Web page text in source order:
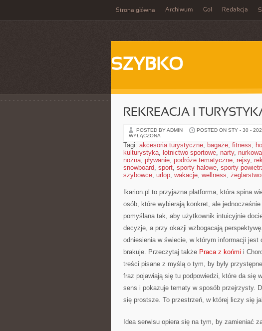
Strona główna Archiwum Gol Redakcja
SZYBKO
REKREACJA I
POSTED BY ADMIN POSTED ON STY - 30 -
WYŁĄCZONA
Tagi: akcesoria turystyczne, bagaże, fitness,
kulturystyka, lotnictwo sportowe, narty,
nożna, pływanie, podróże tematyczne, rejsy,
snowboard, sport, sporty halowe, sporty
szybowce, urlop, wakacje, wellness, żeglarstwo
Ikarion.pl to przyjazna platforma, która spina
osób, które wybierają konkret, ale jednocześnie
pomyślana tak, aby użytkownik intuicyjnie
decyzje, a przy okazji wzbogacają
odniesienia w świecie, w którym informacji
brakuje. Przeczytaj także Praca z końmi i
treści pisane z myślą o tym, by były
fraz pojawiają się tu podpowiedzi, które da się
sens i pokazuje tematy w sposób przejrzysty.
się prostsze. To przestrzeń, w której liczy się
Idea serwisu opiera się na tym, by zamieniać